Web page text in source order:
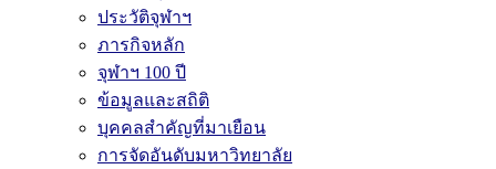
ประวัติจุฬาฯ
ภารกิจหลัก
จุฬาฯ 100 ปี
ข้อมูลและสถิติ
บุคคลสำคัญที่มาเยือน
การจัดอันดับมหาวิทยาลัย